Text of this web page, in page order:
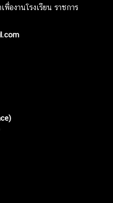
พื่องานโรงเรียน ราชการ